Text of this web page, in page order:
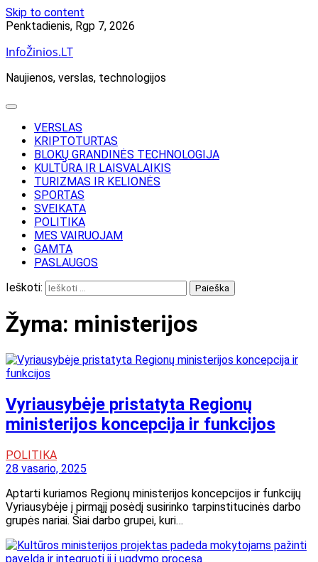
Skip to content
Penktadienis, Rgp 7, 2026
InfoŽinios.LT
Naujienos, verslas, technologijos
VERSLAS
KRIPTOTURTAS
BLOKŲ GRANDINĖS TECHNOLOGIJA
KULTŪRA IR LAISVALAIKIS
TURIZMAS IR KELIONĖS
SPORTAS
SVEIKATA
POLITIKA
MES VAIRUOJAM
GAMTA
PASLAUGOS
Ieškoti:
Žyma: ministerijos
Vyriausybėje pristatyta Regionų
ministerijos koncepcija ir funkcijos
POLITIKA
28 vasario, 2025
Aptarti kuriamos Regionų ministerijos koncepcijos ir funkcijų
Vyriausybėje į pirmąjį posėdį susirinko tarpinstitucinės darbo
grupės nariai. Šiai darbo grupei, kuri…